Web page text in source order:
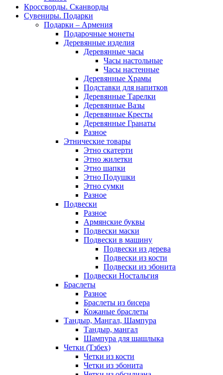
Кроссворды. Сканворды
Сувениры. Подарки
Подарки – Армения
Подарочные монеты
Деревянные изделия
Деревянные часы
Часы настольные
Часы настенные
Деревянные Храмы
Подставки для напитков
Деревянные Тарелки
Деревянные Вазы
Деревянные Кресты
Деревянные Гранаты
Разное
Этнические товары
Этно скатерти
Этно жилетки
Этно шапки
Этно Подушки
Этно сумки
Разное
Подвески
Разное
Армянские буквы
Подвески маски
Подвески в машину
Подвески из дерева
Подвески из кости
Подвески из эбонита
Подвески Ностальгия
Браслеты
Разное
Браслеты из бисера
Кожаные браслеты
Тандыр, Мангал, Шампура
Тандыр, мангал
Шампура для шашлыка
Четки (Тзбех)
Четки из кости
Четки из эбонита